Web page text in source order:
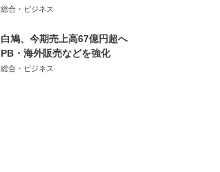
総合・ビジネス
白鳩、今期売上高67億円超へ
PB・海外販売などを強化
総合・ビジネス